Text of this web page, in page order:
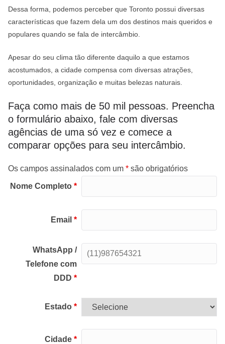
Dessa forma, podemos perceber que Toronto possui diversas
características que fazem dela um dos destinos mais queridos e
populares quando se fala de intercâmbio.
Apesar do seu clima tão diferente daquilo a que estamos
acostumados, a cidade compensa com diversas atrações,
oportunidades, organização e muitas belezas naturais.
Faça como mais de 50 mil pessoas. Preencha
o formulário abaixo, fale com diversas
agências de uma só vez e comece a
comparar opções para seu intercâmbio.
Os campos assinalados com um * são obrigatórios
Nome Completo*
Email*
WhatsApp /
Telefone com
DDD*
Estado*
Cidade*